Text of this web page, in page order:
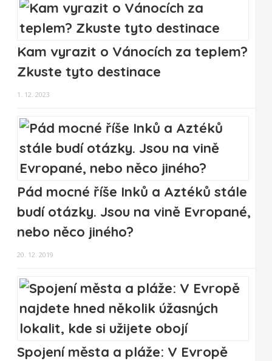
Kam vyrazit o Vánocích za teplem?
Zkuste tyto destinace
1. 12. 2023
Pád mocné říše Inků a Aztéků stále
budí otázky. Jsou na vině Evropané,
nebo něco jiného?
20. 12. 2019
Spojení města a pláže: V Evropě